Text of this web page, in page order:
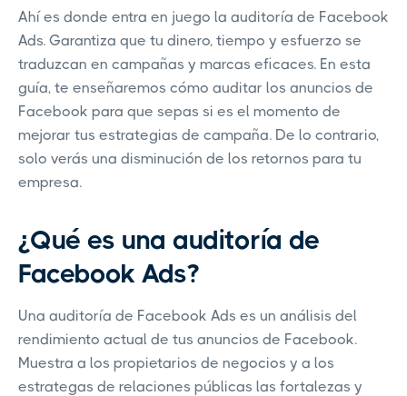
Ahí es donde entra en juego la auditoría de Facebook
Ads. Garantiza que tu dinero, tiempo y esfuerzo se
traduzcan en campañas y marcas eficaces. En esta
guía, te enseñaremos cómo auditar los anuncios de
Facebook para que sepas si es el momento de
mejorar tus estrategias de campaña. De lo contrario,
solo verás una disminución de los retornos para tu
empresa.
¿Qué es una auditoría de
Facebook Ads?
Una auditoría de Facebook Ads es un análisis del
rendimiento actual de tus anuncios de Facebook.
Muestra a los propietarios de negocios y a los
estrategas de relaciones públicas las fortalezas y